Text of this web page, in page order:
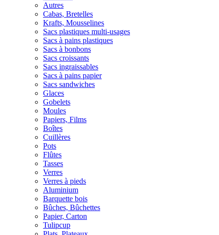
Autres
Cabas, Bretelles
Krafts, Mousselines
Sacs plastiques multi-usages
Sacs à pains plastiques
Sacs à bonbons
Sacs croissants
Sacs ingraissables
Sacs à pains papier
Sacs sandwiches
Glaces
Gobelets
Moules
Papiers, Films
Boîtes
Cuillères
Pots
Flûtes
Tasses
Verres
Verres à pieds
Aluminium
Barquette bois
Bûches, Bûchettes
Papier, Carton
Tulipcup